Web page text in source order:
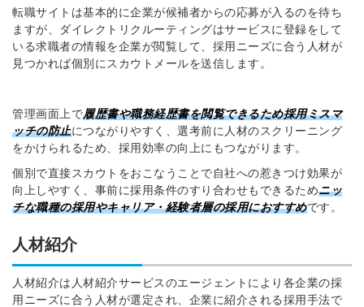
転職サイトは基本的に企業が候補者からの応募が入るのを待ち
ますが、ダイレクトリクルーティングはサービスに登録をして
いる求職者の情報を企業が閲覧して、採用ニーズに合う人材が
見つかれば個別にスカウトメールを送信します。
管理画面上で履歴書や職務経歴書を閲覧できるため採用ミスマ
ッチの防止につながりやすく、選考前に 人材のスクリーニング
をかけられるため、採用効率の向上にもつながります。
個別で直接スカウトをおこなうことで自社への惹きつけ効果が
向上しやすく、事前に採用条件のすり合わせもできるためニッ
チな職種の採用やキャリア・経験者層の採用におすすめです。
人材紹介
人材紹介は人材紹介サービスのエージェントにより各企業の採
用ニーズに合う人材が選定され、企業に紹介される採用手法で
する
でログイン
許可なく投稿すること
せん
※ログインIDとなります
利用規約 と 個人情報の取り扱いについて
同意のうえ
他サービスIDで登録
みんなの採用部があなたの許可なく投稿すること